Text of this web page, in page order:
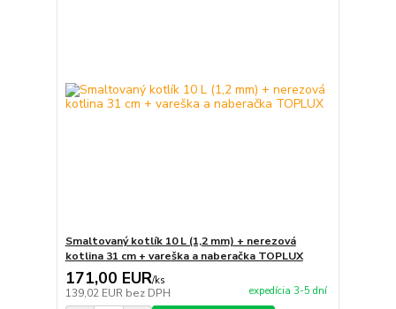
Smaltovaný kotlík 10 L (1,2 mm) + nerezová
kotlina 31 cm + vareška a naberačka TOPLUX
171,00 EUR/ks
139,02 EUR bez DPH expedícia 3-5 dní